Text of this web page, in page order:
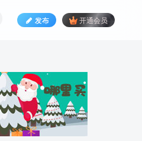
发布 开通会员